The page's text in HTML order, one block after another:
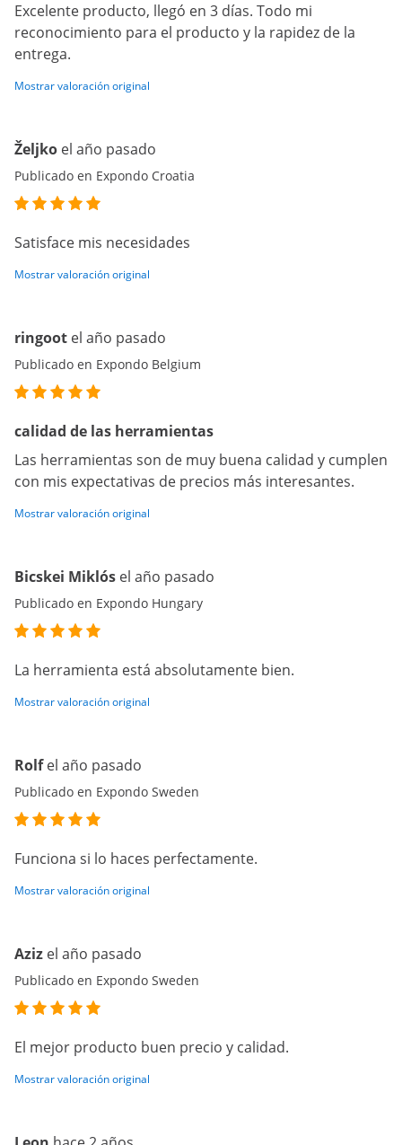
Excelente producto, llegó en 3 días. Todo mi
reconocimiento para el producto y la rapidez de la
entrega.
Mostrar valoración original
Željko el año pasado
Publicado en Expondo Croatia
Satisface mis necesidades
Mostrar valoración original
ringoot el año pasado
Publicado en Expondo Belgium
calidad de las herramientas
Las herramientas son de muy buena calidad y cumplen
con mis expectativas de precios más interesantes.
Mostrar valoración original
Bicskei Miklós el año pasado
Publicado en Expondo Hungary
La herramienta está absolutamente bien.
Mostrar valoración original
Rolf el año pasado
Publicado en Expondo Sweden
Funciona si lo haces perfectamente.
Mostrar valoración original
Aziz el año pasado
Publicado en Expondo Sweden
El mejor producto buen precio y calidad.
Mostrar valoración original